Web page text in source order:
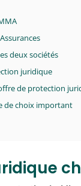
deux sociétés
juridique
de protection
de choix important